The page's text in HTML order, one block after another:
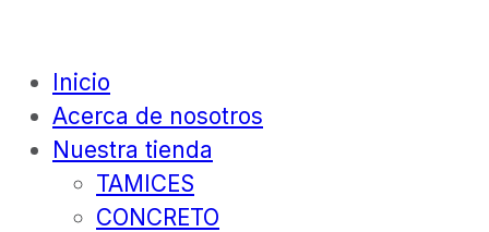
Inicio
Acerca de nosotros
Nuestra tienda
TAMICES
CONCRETO